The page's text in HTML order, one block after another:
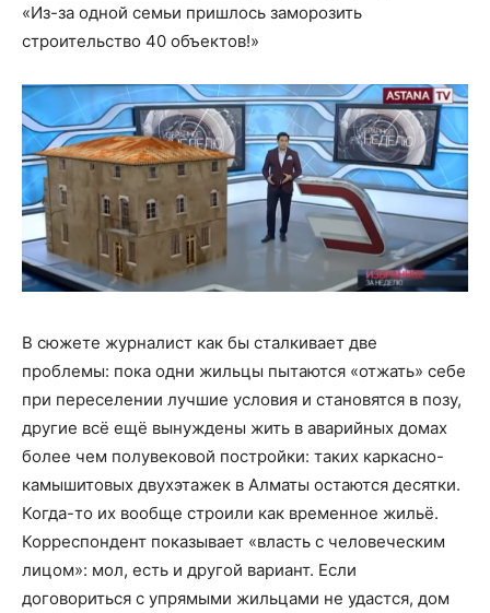
«Из-за одной семьи пришлось заморозить
строительство 40 объектов!»
В сюжете журналист как бы сталкивает две
проблемы: пока одни жильцы пытаются «отжать» себе
при переселении лучшие условия и становятся в позу,
другие всё ещё вынуждены жить в аварийных домах
более чем полувековой постройки: таких каркасно-
камышитовых двухэтажек в Алматы остаются десятки.
Когда-то их вообще строили как временное жильё.
Корреспондент показывает «власть с человеческим
лицом»: мол, есть и другой вариант. Если
договориться с упрямыми жильцами не удастся, дом